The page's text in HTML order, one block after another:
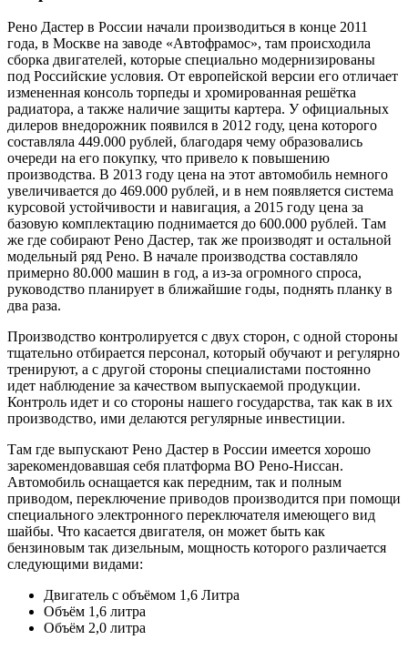
Рено Дастер в России начали производиться в конце 2011
года, в Москве на заводе «Автофрамос», там происходила
сборка двигателей, которые специально модернизированы
под Российские условия. От европейской версии его отличает
измененная консоль торпеды и хромированная решётка
радиатора, а также наличие защиты картера. У официальных
дилеров внедорожник появился в 2012 году, цена которого
составляла 449.000 рублей, благодаря чему образовались
очереди на его покупку, что привело к повышению
производства. В 2013 году цена на этот автомобиль немного
увеличивается до 469.000 рублей, и в нем появляется система
курсовой устойчивости и навигация, а 2015 году цена за
базовую комплектацию поднимается до 600.000 рублей. Там
же где собирают Рено Дастер, так же производят и остальной
модельный ряд Рено. В начале производства составляло
примерно 80.000 машин в год, а из-за огромного спроса,
руководство планирует в ближайшие годы, поднять планку в
два раза.
Производство контролируется с двух сторон, с одной стороны
тщательно отбирается персонал, который обучают и регулярно
тренируют, а с другой стороны специалистами постоянно
идет наблюдение за качеством выпускаемой продукции.
Контроль идет и со стороны нашего государства, так как в их
производство, ими делаются регулярные инвестиции.
Там где выпускают Рено Дастер в России имеется хорошо
зарекомендовавшая себя платформа ВО Рено-Ниссан.
Автомобиль оснащается как передним, так и полным
приводом, переключение приводов производится при помощи
специального электронного переключателя имеющего вид
шайбы. Что касается двигателя, он может быть как
бензиновым так дизельным, мощность которого различается
следующими видами:
Двигатель с объёмом 1,6 Литра
Объём 1,6 литра
Объём 2,0 литра